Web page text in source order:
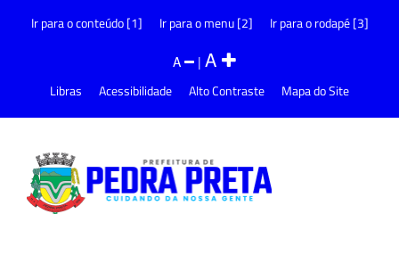
Ir para o conteúdo [1] Ir para o menu [2] Ir para o rodapé [3]
A |A
Libras Acessibilidade Alto Contraste Mapa do Site